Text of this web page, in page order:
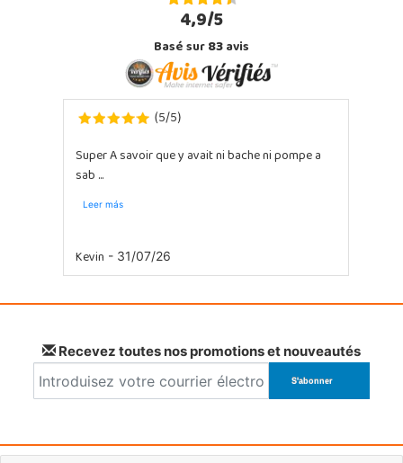
4,9/5
Basé sur83avis
(5/5)
Super A savoir que y avait ni bache ni pompe a
sab ...
Leer más
Kevin - 31/07/26
Recevez toutes nos promotions et nouveautés